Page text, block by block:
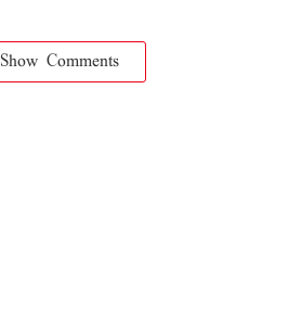
Show Comments